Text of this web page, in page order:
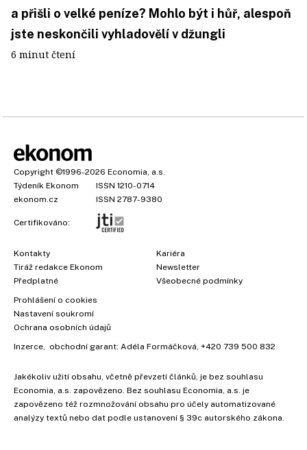
a přišli o velké peníze? Mohlo být i hůř, alespoň
jste neskončili vyhladovělí v džungli
6 minut čtení
Copyright ©1996-2026 Economia, a.s.
Týdeník Ekonom
ISSN 1210-0714
ekonom.cz
ISSN 2787-9380
Certifikováno:
Kontakty
Tiráž redakce Ekonom
Předplatné
Kariéra
Newsletter
Všeobecné podmínky
Prohlášení o cookies
Nastavení soukromí
Ochrana osobních údajů
Inzerce, obchodní garant: Adéla Formáčková, +420 739 500 832
Jakékoliv užití obsahu, včetně převzetí článků, je bez souhlasu
Economia, a.s. zapovězeno. Bez souhlasu Economia, a.s. je
zapovězeno též rozmnožování obsahu pro účely automatizované
analýzy textů nebo dat podle ustanovení § 39c autorského zákona.